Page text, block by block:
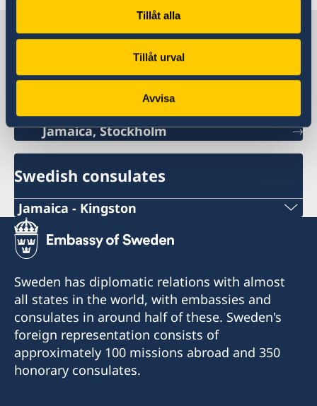
Tillåt alla
Tillåt urval
Avvisa
Sweden in Jamaica
Sweden's mission
Jamaica, Stockholm
Swedish consulates
Jamaica - Kingston
Telephone no Consulate
+1-876-922-5860
Email Address Consulate
Kingston.Swecons@mfg.com.jm
Telefax number
+1-876-922-4811
Sweden has diplomatic relations with almost
all states in the world, with embassies and
consulates in around half of these. Sweden's
foreign representation consists of
approximately 100 missions abroad and 350
honorary consulates.